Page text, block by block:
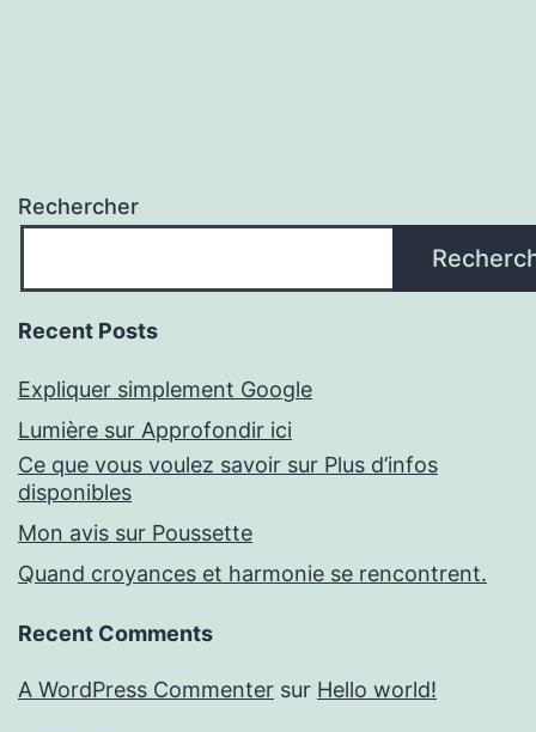
Rechercher
Recent Posts
Expliquer simplement Google
Lumière sur Approfondir ici
Ce que vous voulez savoir sur Plus d’infos
disponibles
Mon avis sur Poussette
Quand croyances et harmonie se rencontrent.
Recent Comments
A WordPress Commenter sur Hello world!